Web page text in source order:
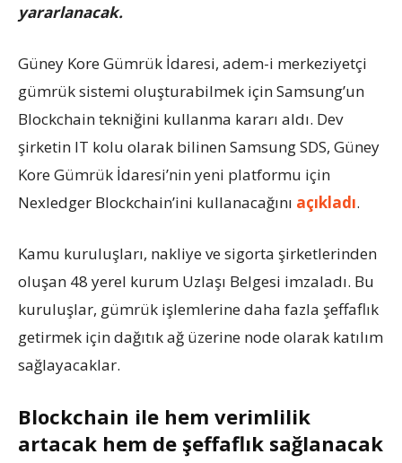
yararlanacak.
Güney Kore Gümrük İdaresi, adem-i merkeziyetçi
gümrük sistemi oluşturabilmek için Samsung’un
Blockchain tekniğini kullanma kararı aldı. Dev
şirketin IT kolu olarak bilinen Samsung SDS, Güney
Kore Gümrük İdaresi’nin yeni platformu için
Nexledger Blockchain’ini kullanacağını açıkladı.
Kamu kuruluşları, nakliye ve sigorta şirketlerinden
oluşan 48 yerel kurum Uzlaşı Belgesi imzaladı. Bu
kuruluşlar, gümrük işlemlerine daha fazla şeffaflık
getirmek için dağıtık ağ üzerine node olarak katılım
sağlayacaklar.
Blockchain ile hem verimlilik
artacak hem de şeffaflık sağlanacak